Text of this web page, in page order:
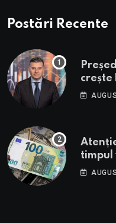
Postări Recente
crește
timpul
în